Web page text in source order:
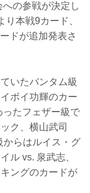
の参戦が決定し
本戦9カード、
ドが追加発表さ
いたバンタム級
ボイ功輝のカー
ったフェザー級で
ク、横山武司
からはルイス・グ
ル vs. 泉武志、
ングのカードが